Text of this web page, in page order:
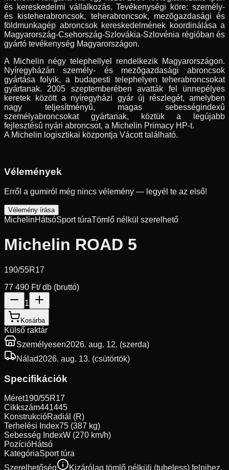
és kereskedelmi vállalkozás. Tevékenységi köre: személy-
és kisteherabroncsok, teherabroncsok, mezõgazdasági és
földmunkagép abroncsok kereskedelmének koordinálása a
Magyarország-Csehország-Szlovákia-Szlovénia régióban és
gyártó tevékenység Magyarországon.
A Michelin négy telephellyel rendelkezik Magyarországon.
Nyíregyházán személy- és mezõgazdasági abroncsok
gyártása folyik, a budapesti telephelyen teherabroncsokat
gyártanak. 2005 szeptemberében avatták fel ünnepélyes
keretek között a nyíregyházi gyár új részlegét, amelyben
nagy teljesítményû, magas sebességindexû
személyabroncsokat gyártanak, köztük a legújabb
fejlesztésû nyári abroncsot, a Michelin Primacy HP-t.
A Michelin logisztikai központja Vácott található.
Vélemények
Erről a gumiról még nincs vélemény — legyél te az első!
Vélemény írása
MichelinHátsóSport túraTömlő nélkül szerelhető
Michelin ROAD 5
190/55R17
77 490 Ft/ db (bruttó)
1
Kosárba
Külső raktár
Személyesen2026. aug. 12. (szerda)
Nálad2026. aug. 13. (csütörtök)
Specifikációk
Méret190/55R17
Cikkszám441445
KonstrukcióRadiál (R)
Terhelési Index75 (387 kg)
Sebesség IndexW (270 km/h)
PozícióHátsó
KategóriaSport túra
Szerelhetőség
Kizárólag tömlő nélküli (tubeless) felnihez.